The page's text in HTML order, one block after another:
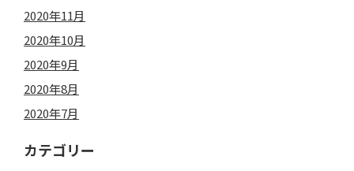
2020年11月
2020年10月
2020年9月
2020年8月
2020年7月
カテゴリー